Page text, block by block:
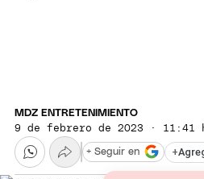
MDZ ENTRETENIMIENTO
9 de febrero de 2023 · 11:41
+
+ Seguir en